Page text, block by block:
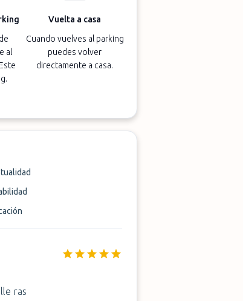
al
Vuelta a casa
Cuando vuelves al parking
puedes volver
directamente a casa.
ras